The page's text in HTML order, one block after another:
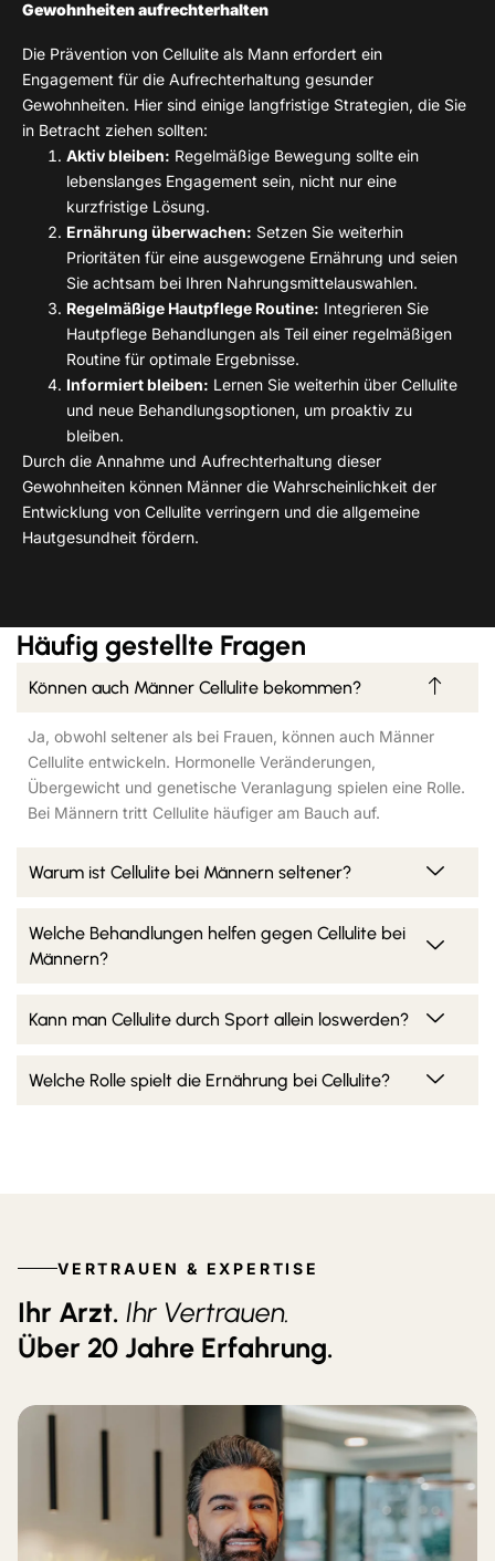
Gewohnheiten aufrechterhalten
Die Prävention von Cellulite als Mann erfordert ein
Engagement für die Aufrechterhaltung gesunder
Gewohnheiten. Hier sind einige langfristige Strategien, die Sie
in Betracht ziehen sollten:
Aktiv bleiben: Regelmäßige Bewegung sollte ein
lebenslanges Engagement sein, nicht nur eine
kurzfristige Lösung.
Ernährung überwachen: Setzen Sie weiterhin
Prioritäten für eine ausgewogene Ernährung und seien
Sie achtsam bei Ihren Nahrungsmittelauswahlen.
Regelmäßige Hautpflege Routine: Integrieren Sie
Hautpflege Behandlungen als Teil einer regelmäßigen
Routine für optimale Ergebnisse.
Informiert bleiben: Lernen Sie weiterhin über Cellulite
und neue Behandlungsoptionen, um proaktiv zu
bleiben.
Durch die Annahme und Aufrechterhaltung dieser
Gewohnheiten können Männer die Wahrscheinlichkeit der
Entwicklung von Cellulite verringern und die allgemeine
Hautgesundheit fördern.
Häufig gestellte Fragen
Können auch Männer Cellulite bekommen?
Ja, obwohl seltener als bei Frauen, können auch Männer
Cellulite entwickeln. Hormonelle Veränderungen,
Übergewicht und genetische Veranlagung spielen eine Rolle.
Bei Männern tritt Cellulite häufiger am Bauch auf.
Warum ist Cellulite bei Männern seltener?
Welche Behandlungen helfen gegen Cellulite bei
Männern?
Kann man Cellulite durch Sport allein loswerden?
Welche Rolle spielt die Ernährung bei Cellulite?
VERTRAUEN & EXPERTISE
Ihr Arzt. Ihr Vertrauen.
Über 20 Jahre Erfahrung.